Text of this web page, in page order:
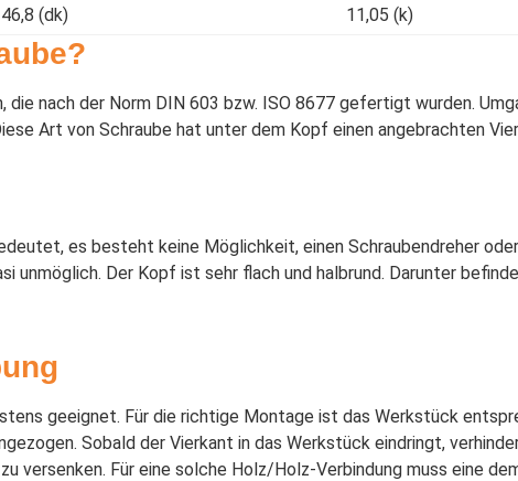
46,8 (dk) 11,05 (k)
die nach der Norm DIN 603 bzw. ISO 8677 gefertigt wurden.
Art von Schraube hat unter dem Kopf einen angebrachten
es besteht keine Möglichkeit, einen Schraubendreher
unmöglich. Der Kopf ist sehr flach und halbrund. Darunter
geeignet. Für die richtige Montage ist das Werkstück
Sobald der Vierkant in das Werkstück eindringt,
versenken. Für eine solche Holz/Holz-Verbindung muss eine